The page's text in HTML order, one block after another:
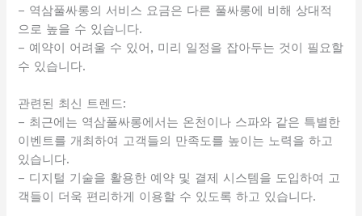
– 역삼풀싸롱의 서비스 요금은 다른 풀싸롱에 비해 상대적
으로 높을 수 있습니다.
– 예약이 어려울 수 있어, 미리 일정을 잡아두는 것이 필요할
수 있습니다.
관련된 최신 트렌드:
– 최근에는 역삼풀싸롱에서는 온천이나 스파와 같은 특별한
이벤트를 개최하여 고객들의 만족도를 높이는 노력을 하고
있습니다.
– 디지털 기술을 활용한 예약 및 결제 시스템을 도입하여 고
객들이 더욱 편리하게 이용할 수 있도록 하고 있습니다.